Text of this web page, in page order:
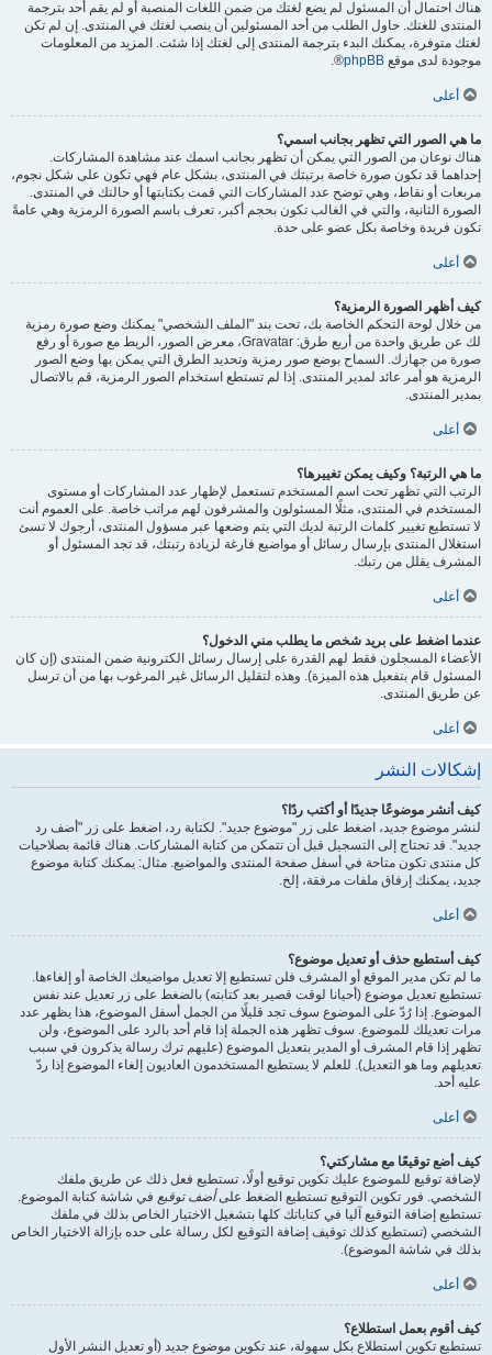
هناك احتمال أن المسئول لم يضع لغتك من ضمن اللغات المنصبة أو لم يقم أحد بترجمة
المنتدى للغتك. حاول الطلب من أحد المسئولين أن ينصب لغتك في المنتدى. إن لم تكن
لغتك متوفرة، يمكنك البدء بترجمة المنتدى إلى لغتك إذا شئت. المزيد من المعلومات
موجودة لدى موقع phpBB
®.
أعلى
ما هي الصور التي تظهر بجانب اسمي؟
هناك نوعان من الصور التي يمكن أن تظهر بجانب اسمك عند مشاهدة المشاركات.
إحداهما قد تكون صورة خاصة برتبتك في المنتدى، بشكل عام فهي تكون على شكل نجوم،
مربعات أو نقاط، وهي توضح عدد المشاركات التي قمت بكتابتها أو حالتك في المنتدى.
الصورة الثانية، والتي في الغالب تكون بحجم أكبر، تعرف باسم الصورة الرمزية وهي عامةً
تكون فريدة وخاصة بكل عضو على حدة.
أعلى
كيف أظهر الصورة الرمزية؟
من خلال لوحة التحكم الخاصة بك، تحت بند "الملف الشخصي" يمكنك وضع صورة رمزية
لك عن طريق واحدة من أربع طرق: Gravatar، معرض الصور، الربط مع صورة أو رفع
صورة من جهازك. السماح بوضع صور رمزية وتحديد الطرق التي يمكن بها وضع الصور
الرمزية هو أمر عائد لمدير المنتدى. إذا لم تستطع استخدام الصور الرمزية، قم بالاتصال
بمدير المنتدى.
أعلى
ما هي الرتبة؟ وكيف يمكن تغييرها؟
الرتب التي تظهر تحت اسم المستخدم تستعمل لإظهار عدد المشاركات أو مستوى
المستخدم في المنتدى، مثلًا المسئولون والمشرفون لهم مراتب خاصة. على العموم أنت
لا تستطيع تغيير كلمات الرتبة لديك التي يتم وضعها عبر مسؤول المنتدى، أرجوك لا تسئ
استغلال المنتدى بإرسال رسائل أو مواضيع فارغة لزيادة رتبتك، قد تجد المسئول أو
المشرف يقلل من رتبك.
أعلى
عندما اضغط على بريد شخص ما يطلب مني الدخول؟
الأعضاء المسجلون فقط لهم القدرة على إرسال رسائل الكترونية ضمن المنتدى (إن كان
المسئول قام بتفعيل هذه الميزة). وهذه لتقليل الرسائل غير المرغوب بها من أن ترسل
عن طريق المنتدى.
أعلى
إشكالات النشر
كيف أنشر موضوعًا جديدًا أو أكتب ردًا؟
لنشر موضوع جديد، اضغط على زر "موضوع جديد". لكتابة رد، اضغط على زر "أضف رد
جديد". قد تحتاج إلى التسجيل قبل أن تتمكن من كتابة المشاركات. هناك قائمة بصلاحيات
كل منتدى تكون متاحة في أسفل صفحة المنتدى والمواضيع. مثال: يمكنك كتابة موضوع
جديد، يمكنك إرفاق ملفات مرفقة، إلخ.
أعلى
كيف أستطيع حذف أو تعديل موضوع؟
ما لم تكن مدير الموقع أو المشرف فلن تستطيع إلا تعديل مواضيعك الخاصة أو إلغاءها.
تستطيع تعديل موضوع (أحيانا لوقت قصير بعد كتابته) بالضغط على زر تعديل عند نفس
الموضوع. إذا رُدّ على الموضوع سوف تجد قليلًا من الجمل أسفل الموضوع، هذا يظهر عدد
مرات تعديلك للموضوع. سوف تظهر هذه الجملة إذا قام أحد بالرد على الموضوع، ولن
تظهر إذا قام المشرف أو المدير بتعديل الموضوع (عليهم ترك رسالة يذكرون في سبب
تعديلهم وما هو التعديل). للعلم لا يستطيع المستخدمون العاديون إلغاء الموضوع إذا ردّ
عليه أحد.
أعلى
كيف أضع توقيعًا مع مشاركتي؟
لإضافة توقيع للموضوع عليك تكوين توقيع أولًا، تستطيع فعل ذلك عن طريق ملفك
الشخصي. فور تكوين التوقيع تستطيع الضغط علىأضف توقيع في شاشة كتابة الموضوع.
تستطيع إضافة التوقيع آليا في كتاباتك كلها بتشغيل الاختيار الخاص بذلك في ملفك
الشخصي (تستطيع كذلك توقيف إضافة التوقيع لكل رسالة على حده بإزالة الاختيار الخاص
بذلك في شاشة الموضوع).
أعلى
كيف أقوم بعمل استطلاع؟
تستطيع تكوين استطلاع بكل سهولة، عند تكوين موضوع جديد (أو تعديل النشر الأول